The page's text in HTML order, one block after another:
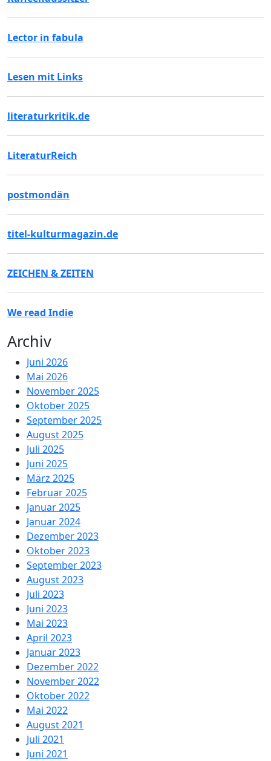
Lector in fabula
Lesen mit Links
literaturkritik.de
LiteraturReich
postmondän
titel-kulturmagazin.de
ZEICHEN & ZEITEN
We read Indie
Archiv
Juni 2026
Mai 2026
November 2025
Oktober 2025
September 2025
August 2025
Juli 2025
Juni 2025
März 2025
Februar 2025
Januar 2025
Januar 2024
Dezember 2023
Oktober 2023
September 2023
August 2023
Juli 2023
Juni 2023
Mai 2023
April 2023
Januar 2023
Dezember 2022
November 2022
Oktober 2022
Mai 2022
August 2021
Juli 2021
Juni 2021